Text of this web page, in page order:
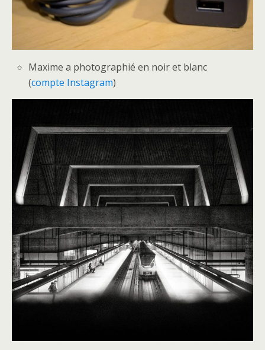
Maxime a photographié en noir et blanc
(compte Instagram)